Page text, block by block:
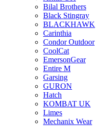
Bilal Brothers
Black Stingray
BLACKHAWK
Carinthia
Condor Outdoor
CoolCat
EmersonGear
Entire M
Garsing
GURON
Hatch
KOMBAT UK
Limes
Mechanix Wear